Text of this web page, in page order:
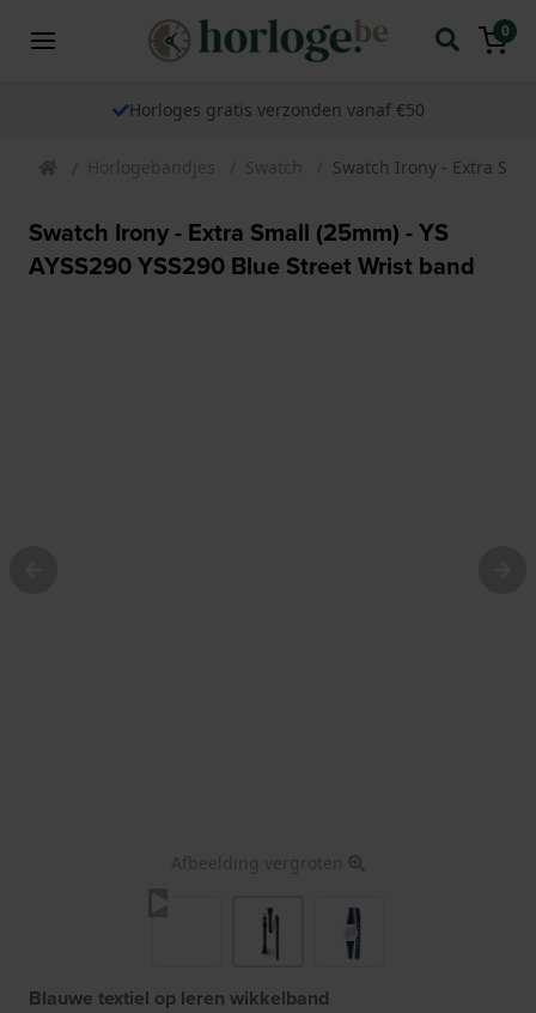
0
Horloges gratis verzonden vanaf €50
Horlogebandjes Swatch Swatch Irony - Extra
Swatch Irony - Extra Small (25mm) - YS
AYSS290 YSS290 Blue Street Wrist band
Afbeelding vergroten
Blauwe textiel op leren wikkelband